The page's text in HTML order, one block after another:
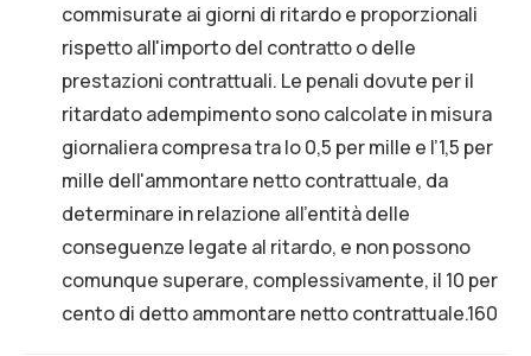
commisurate ai giorni di ritardo e proporzionali
rispetto all'importo del contratto o delle
prestazioni contrattuali. Le penali dovute per il
ritardato adempimento sono calcolate in misura
giornaliera compresa tra lo 0,5 per mille e l’1,5 per
mille dell'ammontare netto contrattuale, da
determinare in relazione all'entità delle
conseguenze legate al ritardo, e non possono
comunque superare, complessivamente, il 10 per
cento di detto ammontare netto contrattuale.160